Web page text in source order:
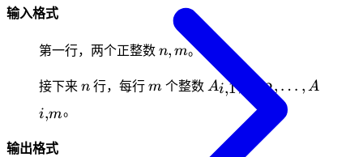
输入格式
第一行，两个正整数 n,
n, m。
接下来 n
n 行，每行 m
m 个整数 A_{i,1},
A_{i,2},
\ldots,
A_{i,m}
Ai,1, ,2, … , A
i,m。
输出格式